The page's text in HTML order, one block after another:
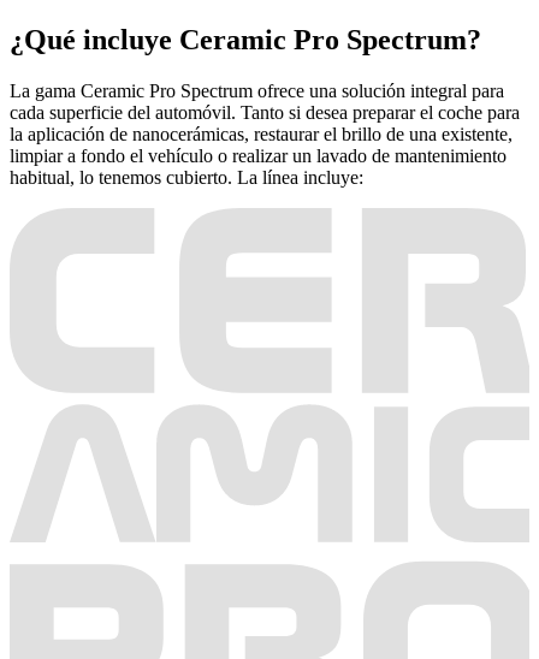
¿Qué incluye Ceramic Pro Spectrum?
La gama Ceramic Pro Spectrum ofrece una solución integral para
cada superficie del automóvil. Tanto si desea preparar el coche para
la aplicación de nanocerámicas, restaurar el brillo de una existente,
limpiar a fondo el vehículo o realizar un lavado de mantenimiento
habitual, lo tenemos cubierto. La línea incluye: